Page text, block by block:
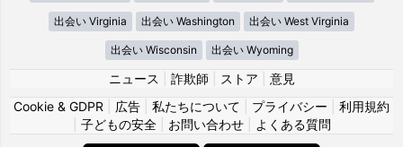
出会い Virginia 出会い Washington 出会い West Virginia
出会い Wisconsin 出会い Wyoming
ニュース 詐欺師 ストア
意見
Cookie & GDPR
広告 私たちについて プライバシー
利用規約
子どもの安全| お問い合わせ| よくある質問